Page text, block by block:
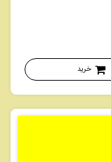
خرید